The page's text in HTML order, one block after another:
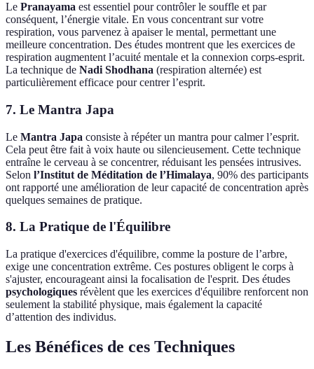
Le Pranayama est essentiel pour contrôler le souffle et par
conséquent, l’énergie vitale. En vous concentrant sur votre
respiration, vous parvenez à apaiser le mental, permettant une
meilleure concentration. Des études montrent que les exercices de
respiration augmentent l’acuité mentale et la connexion corps-esprit.
La technique de Nadi Shodhana (respiration alternée) est
particulièrement efficace pour centrer l’esprit.
7. Le Mantra Japa
Le Mantra Japa consiste à répéter un mantra pour calmer l’esprit.
Cela peut être fait à voix haute ou silencieusement. Cette technique
entraîne le cerveau à se concentrer, réduisant les pensées intrusives.
Selon l’Institut de Méditation de l’Himalaya, 90% des participants
ont rapporté une amélioration de leur capacité de concentration après
quelques semaines de pratique.
8. La Pratique de l'Équilibre
La pratique d'exercices d'équilibre, comme la posture de l’arbre,
exige une concentration extrême. Ces postures obligent le corps à
s'ajuster, encourageant ainsi la focalisation de l'esprit. Des études
psychologiques révèlent que les exercices d'équilibre renforcent non
seulement la stabilité physique, mais également la capacité
d’attention des individus.
Les Bénéfices de ces Techniques